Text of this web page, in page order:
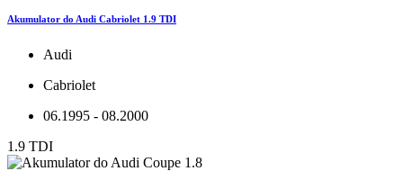
Akumulator do Audi Cabriolet 1.9 TDI
Audi
Cabriolet
06.1995 - 08.2000
1.9 TDI